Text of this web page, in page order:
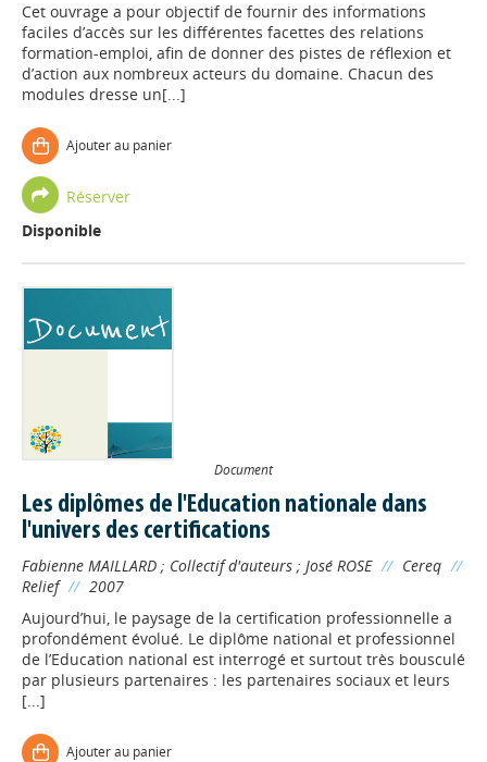
Cet ouvrage a pour objectif de fournir des informations
faciles d’accès sur les différentes facettes des relations
formation-emploi, afin de donner des pistes de réflexion et
d’action aux nombreux acteurs du domaine. Chacun des
modules dresse un[...]
Ajouter au panier
Réserver
Disponible
Document
Les diplômes de l'Education nationale dans
l'univers des certifications
Fabienne MAILLARD ; Collectif d'auteurs ; José ROSE // Cereq //
Relief // 2007
Aujourd’hui, le paysage de la certification professionnelle a
profondément évolué. Le diplôme national et professionnel
de l’Education national est interrogé et surtout très bousculé
par plusieurs partenaires : les partenaires sociaux et leurs
[...]
Ajouter au panier